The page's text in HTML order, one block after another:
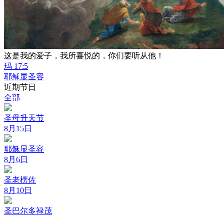
这是我的爱子，我所喜悦的，你们要听从他！
玛 17:5
耶稣显圣容
近期节日
全部
圣母升天节
8月15日
耶稣显圣容
8月6日
圣老楞佐
8月10日
圣巴尔多禄茂